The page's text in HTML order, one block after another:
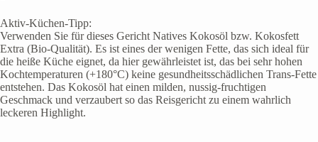
Aktiv-Küchen-Tipp:
Verwenden Sie für dieses Gericht Natives Kokosöl bzw. Kokosfett
Extra (Bio-Qualität). Es ist eines der wenigen Fette, das sich ideal für
die heiße Küche eignet, da hier gewährleistet ist, das bei sehr hohen
Kochtemperaturen (+180°C) keine gesundheitsschädlichen Trans-Fette
entstehen. Das Kokosöl hat einen milden, nussig-fruchtigen
Geschmack und verzaubert so das Reisgericht zu einem wahrlich
leckeren Highlight.